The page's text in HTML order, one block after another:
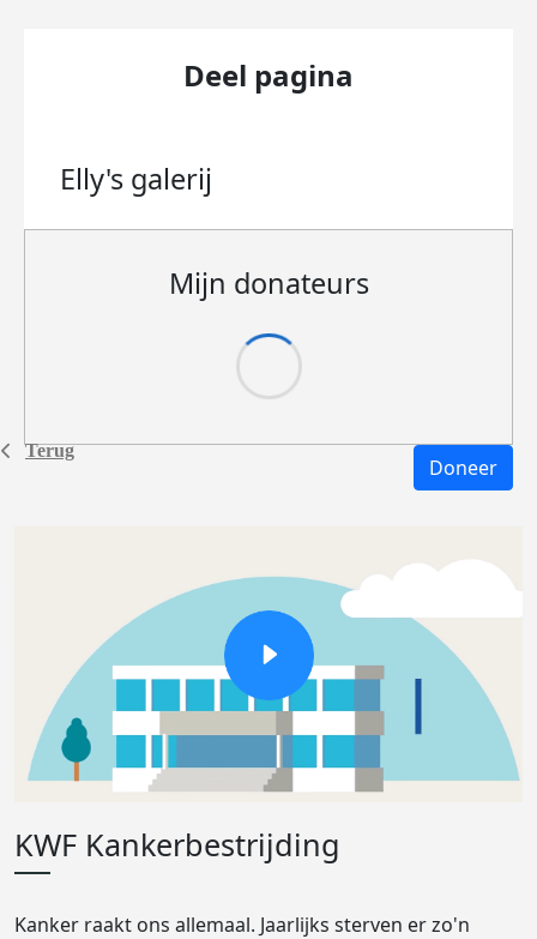
Terug
Deel pagina
Elly's galerij
Mijn donateurs
Doneer
KWF Kankerbestrijding
Kanker raakt ons allemaal. Jaarlijks sterven er zo'n